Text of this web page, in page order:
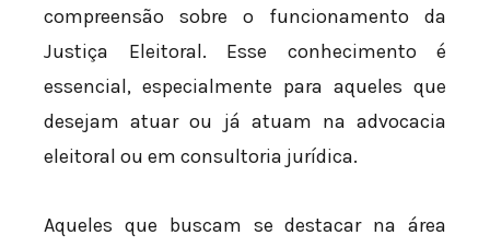
compreensão sobre o funcionamento da
Justiça Eleitoral. Esse conhecimento é
essencial, especialmente para aqueles que
desejam atuar ou já atuam na advocacia
eleitoral ou em consultoria jurídica.
Aqueles que buscam se destacar na área